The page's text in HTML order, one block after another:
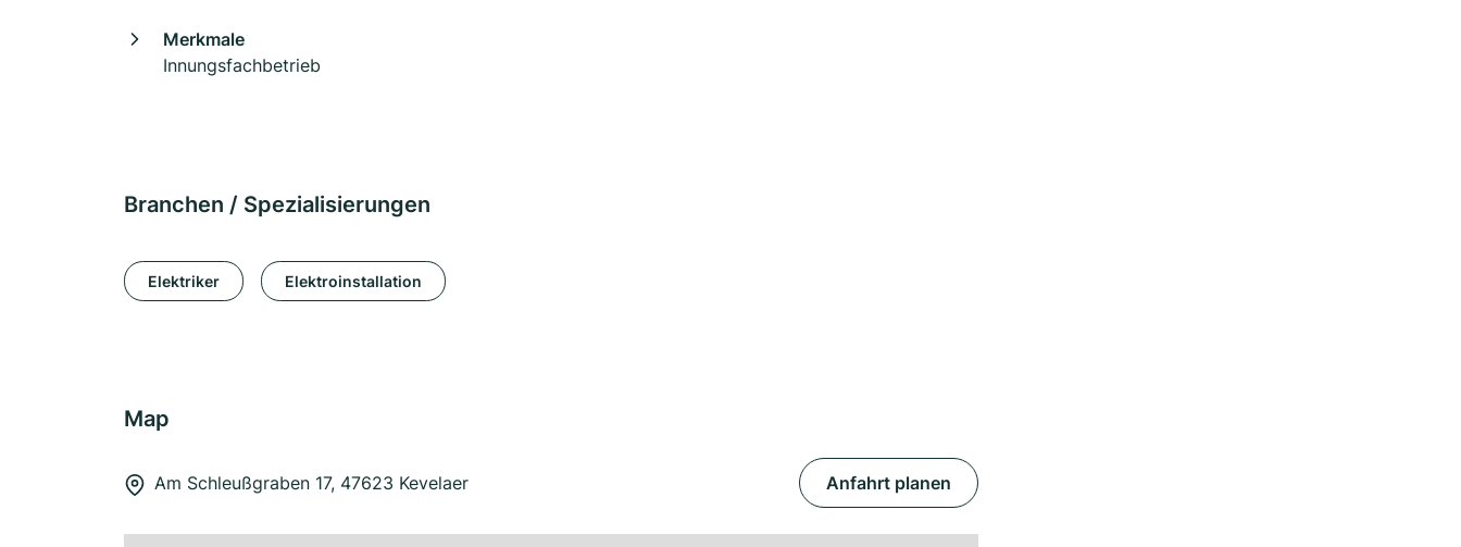
Merkmale
Innungsfachbetrieb
Branchen / Spezialisierungen
Elektriker Elektroinstallation
Map
Am Schleußgraben 17, 47623 Kevelaer Anfahrt planen